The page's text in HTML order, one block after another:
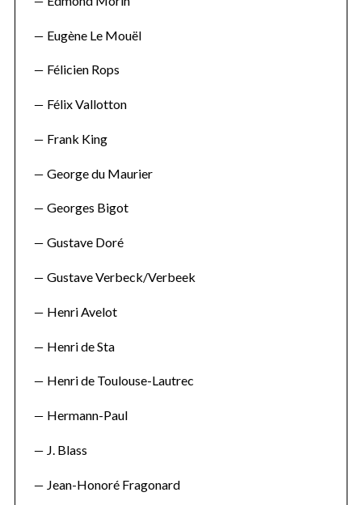
Eugène Le Mouël
Félicien Rops
Félix Vallotton
Frank King
George du Maurier
Georges Bigot
Gustave Doré
Gustave Verbeck/Verbeek
Henri Avelot
Henri de Sta
Henri de Toulouse-Lautrec
Hermann-Paul
J. Blass
Jean-Honoré Fragonard